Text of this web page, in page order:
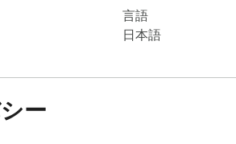
ジへの導線
ター条件、非表示リストなどの設定は
言語
日本語
ー